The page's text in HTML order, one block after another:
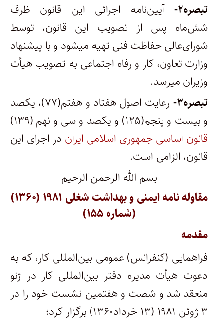
تبصره۲-
آیین‌نامه اجرائی این قانون ظرف
شش‌ماه پس از تصویب این قانون، توسط
شورای‌عالی حفاظت فنی تهیه می­شود و با پیشنهاد
وزارت تعاون، کار و رفاه اجتماعی به تصویب هیأت
وزیران می­رسد.
تبصره۳-
رعایت اصول هفتاد و هفتم(۷۷)، یکصد
و بیست و پنجم(۱۲۵) و یکصد و سی و نهم (۱۳۹)
قانون اساسی جمهوری اسلامی ایران در اجرای این
قانون، الزامی است.
بسم الله الرحمن الرحیم
مقاوله ­نامه ایمنی و بهداشت شغلی ۱۹۸۱ (۱۳۶۰)
(شماره ۱۵۵)
مقدمه
فراهمایی (کنفرانس) عمومی بین‌المللی کار، که به
دعوت هیأت مدیره دفتر بین‌المللی کار در ژنو
منعقد شد و شصت و هفتمین نشست خود را در
۳ ژوئن ۱۹۸۱ (۱۳ خرداد۱۳۶۰) برگزار کرد؛